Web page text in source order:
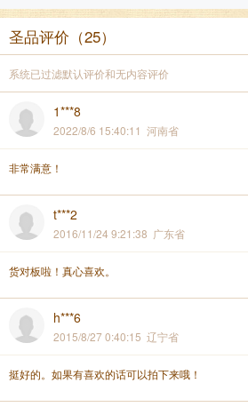
圣品评价（25）
系统已过滤默认评价和无内容评价
1***8
2022/8/6 15:40:11 河南省
非常满意！
t***2
2016/11/24 9:21:38 广东省
货对板啦！真心喜欢。
h***6
2015/8/27 0:40:15 辽宁省
挺好的。如果有喜欢的话可以拍下来哦！